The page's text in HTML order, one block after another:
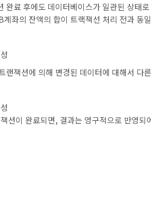
완료 후에도 데이터베이스가 일관된 상태
계좌의 잔액의 합이 트랙잭선 처리 전과 동
랜잭션에 의해 변경된 데이터에 대해서 다
션이 완료되면, 결과는 영구적으로 반영되